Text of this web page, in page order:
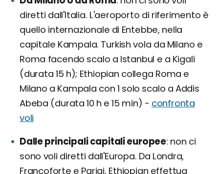
diretti dall'Italia. L'aeroporto di riferimento è
quello internazionale di Entebbe, nella
capitale Kampala. Turkish vola da Milano e
Roma facendo scalo a Istanbul e a Kigali
(durata 15 h); Ethiopian collega Roma e
Milano a Kampala con 1 solo scalo a Addis
Abeba (durata 10 h e 15 min) - confronta
voli
Dalle principali capitali europee non ci
sono voli diretti dall'Europa. Da Londra,
Francoforte e Parigi, Ethiopian effettua